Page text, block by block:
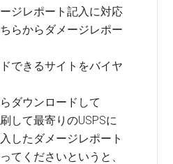
ジレポート記入に対応
らからダメージレポー
できるサイトをバイヤ
ダウンロードして
して最寄りのUSPSに
したダメージレポート
てくださいというと、